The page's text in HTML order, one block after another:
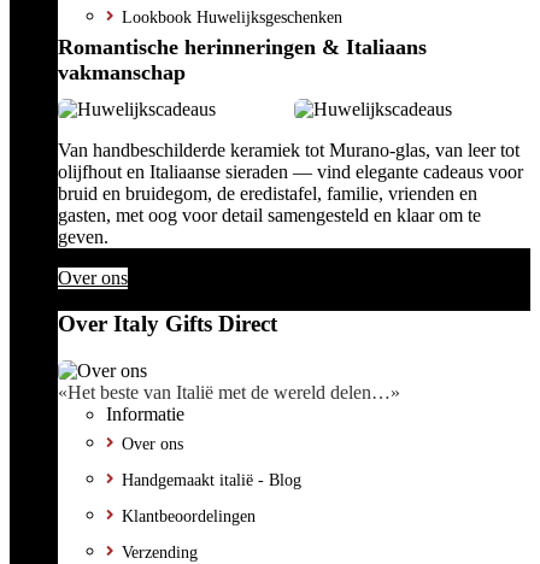
Lookbook Huwelijksgeschenken
Romantische herinneringen & Italiaans
vakmanschap
Van handbeschilderde keramiek tot Murano-glas, van leer tot
olijfhout en Italiaanse sieraden — vind elegante cadeaus voor
bruid en bruidegom, de eredistafel, familie, vrienden en
gasten, met oog voor detail samengesteld en klaar om te
geven.
Over ons
Over Italy Gifts Direct
«Het beste van Italië met de wereld delen…»
Informatie
Over ons
Handgemaakt italië - Blog
Klantbeoordelingen
Verzending